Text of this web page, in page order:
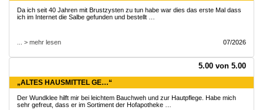
Da ich seit 40 Jahren mit Brustzysten zu tun habe war dies das erste Mal dass
ich im Internet die Salbe gefunden und bestellt …
... > mehr lesen 07/2026
5.00 von 5.00
„ALTES HAUSMITTEL GE…“
Der Wundklee hilft mir bei leichtem Bauchweh und zur Hautpflege. Habe mich
sehr gefreut, dass er im Sortiment der Hofapotheke …